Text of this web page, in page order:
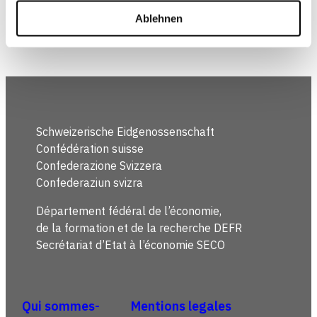
Ablehnen
Schweizerische Eidgenossenschaft
Confédération suisse
Confederazione Svizzera
Confederaziun svizra
Département fédéral de l’économie,
de la formation et de la recherche DEFR
Secrétariat d’Etat à l’économie SECO
Qui sommes-
Mentions legales